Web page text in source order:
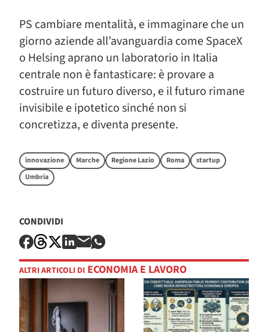
PS cambiare mentalità, e immaginare che un
giorno aziende all’avanguardia come SpaceX
o Helsing aprano un laboratorio in Italia
centrale non è fantasticare: è provare a
costruire un futuro diverso, e il futuro rimane
invisibile e ipotetico sinché non si
concretizza, e diventa presente.
innovazione Marche Regione Lazio Roma
startup
Umbria
CONDIVIDI
ALTRI ARTICOLI DI ECONOMIA E LAVORO